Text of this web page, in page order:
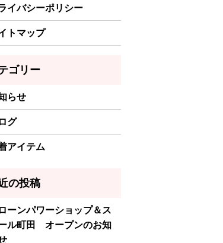
イバシーポリシー
トマップ
らせ
グ
アイテム
ーンパワーショップ＆ス
ル町田 オープンのお知